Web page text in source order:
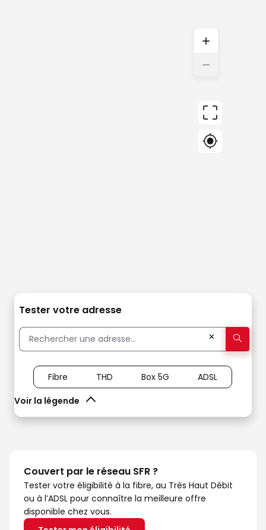
+
−
Tester votre adresse
✕
Voir la légende
Fibre THD Box 5G ADSL
Couvert par le réseau SFR ?
Tester votre éligibilité à la fibre, au Très Haut Débit
ou à l’ADSL pour connaître la meilleure offre
disponible chez vous.